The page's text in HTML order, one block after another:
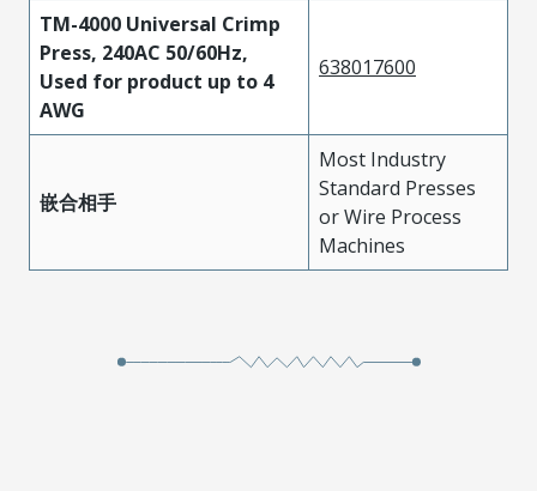
TM-4000 Universal Crimp
Press, 240AC 50/60Hz,
Used for product up to 4
AWG
638017600
嵌合相手
Most Industry
Standard Presses
or Wire Process
Machines